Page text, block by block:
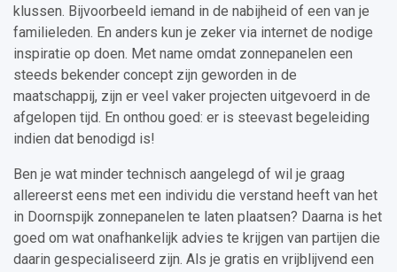
klussen. Bijvoorbeeld iemand in de nabijheid of een van je
familieleden. En anders kun je zeker via internet de nodige
inspiratie op doen. Met name omdat zonnepanelen een
steeds bekender concept zijn geworden in de
maatschappij, zijn er veel vaker projecten uitgevoerd in de
afgelopen tijd. En onthou goed: er is steevast begeleiding
indien dat benodigd is!
Ben je wat minder technisch aangelegd of wil je graag
allereerst eens met een individu die verstand heeft van het
in Doornspijk zonnepanelen te laten plaatsen? Daarna is het
goed om wat onafhankelijk advies te krijgen van partijen die
daarin gespecialiseerd zijn. Als je gratis en vrijblijvend een